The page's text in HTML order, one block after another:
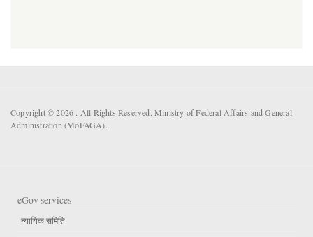
Copyright © 2026 . All Rights Reserved. Ministry of Federal Affairs and General
Administration (MoFAGA).
eGov services
न्यायिक समिति